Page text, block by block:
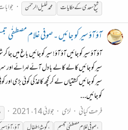
شیخ سعدی کے حکایات
محمد خلیل الرحمٰن
آؤ آؤ سیر کو جائیں ۔ صوفی غلام مصطفٰی
آؤ آؤ سیر کو جائیں آؤ آؤ! سیر کو جائیں باغ میں جا
سیر کو جائیں کالے کالے بادل آئے لہرائے اور
سیر کو جائیں کشتیاں لے کر کچھ کاغذ کی کوئی بڑی
کو جائیں...
فرحت کیانی لڑی جولائی 14، 2021